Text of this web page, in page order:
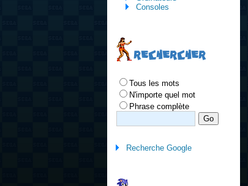
Consoles
RECHERCHER
Tous les mots
N'importe quel mot
Phrase complète
Recherche Google